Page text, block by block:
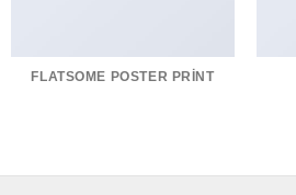
FLATSOME POSTER PRINT